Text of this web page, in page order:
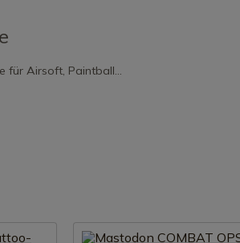
für Airsoft, Paintball...